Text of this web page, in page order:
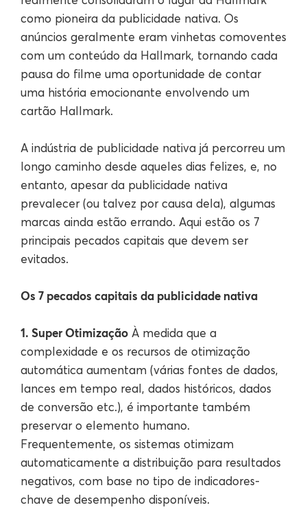
como pioneira da publicidade nativa. Os
anúncios geralmente eram vinhetas comoventes
com um conteúdo da Hallmark, tornando cada
pausa do filme uma oportunidade de contar
uma história emocionante envolvendo um
cartão Hallmark.
A indústria de publicidade nativa já percorreu um
longo caminho desde aqueles dias felizes, e, no
entanto, apesar da publicidade nativa
prevalecer (ou talvez por causa dela), algumas
marcas ainda estão errando. Aqui estão os 7
principais pecados capitais que devem ser
evitados.
Os 7 pecados capitais da publicidade nativa
1. Super Otimização À medida que a
complexidade e os recursos de otimização
automática aumentam (várias fontes de dados,
lances em tempo real, dados históricos, dados
de conversão etc.), é importante também
preservar o elemento humano.
Frequentemente, os sistemas otimizam
automaticamente a distribuição para resultados
negativos, com base no tipo de indicadores-
chave de desempenho disponíveis.